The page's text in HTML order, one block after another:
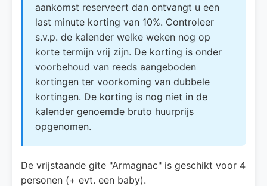
aankomst reserveert dan ontvangt u een
last minute korting van 10%. Controleer
s.v.p. de kalender welke weken nog op
korte termijn vrij zijn. De korting is onder
voorbehoud van reeds aangeboden
kortingen ter voorkoming van dubbele
kortingen. De korting is nog niet in de
kalender genoemde bruto huurprijs
opgenomen.
De vrijstaande gite "Armagnac" is geschikt voor 4
personen (+ evt. een baby).